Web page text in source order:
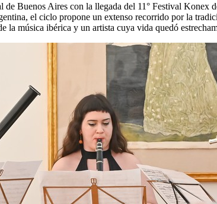
Buenos Aires con la llegada del 11° Festival
el ciclo propone un extenso recorrido por la
la música ibérica y un artista cuya vida quedó